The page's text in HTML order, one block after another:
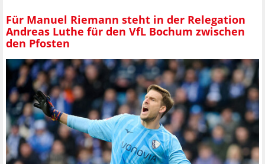
Für Manuel Riemann steht in der Relegation
Andreas Luthe für den VfL Bochum zwischen
den Pfosten